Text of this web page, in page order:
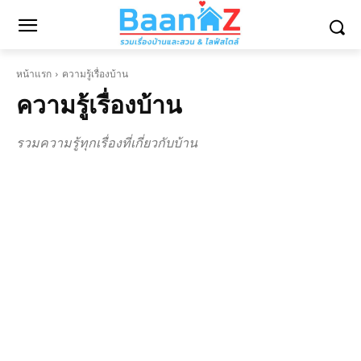
หน้าแรก ความรู้เรื่องบ้าน
ความรู้เรื่องบ้าน
รวมความรู้ทุกเรื่องที่เกี่ยวกับบ้าน